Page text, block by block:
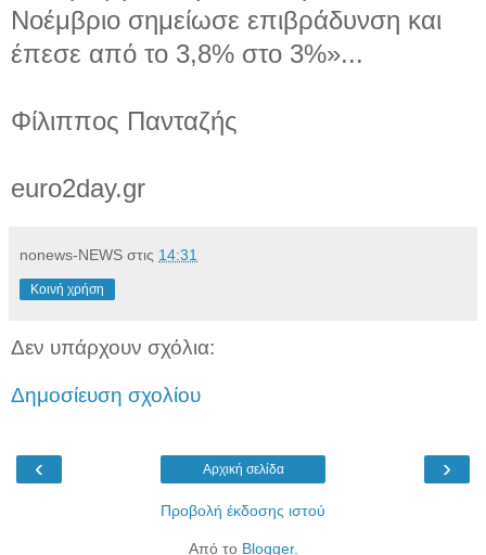
Νοέμβριο σημείωσε επιβράδυνση και
έπεσε από το 3,8% στο 3%»...
Φίλιππος Πανταζής
euro2day.gr
nonews-NEWS στις 14:31
Κοινή χρήση
Δεν υπάρχουν σχόλια:
Δημοσίευση σχολίου
‹ ›
Αρχική σελίδα
Προβολή έκδοσης ιστού
Από το Blogger.